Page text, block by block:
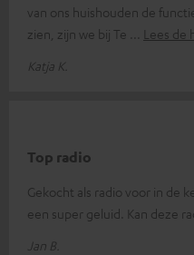
van ons huishouden de
zien, zijn we bij Te
Lees
Katja K.
Top radio
Gekocht als radio voor in de
een super geluid. Kan deze
Jan B.